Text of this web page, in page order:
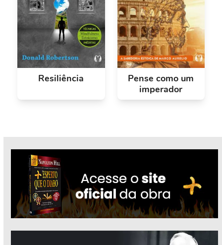
Resiliência
Pense como um
imperador